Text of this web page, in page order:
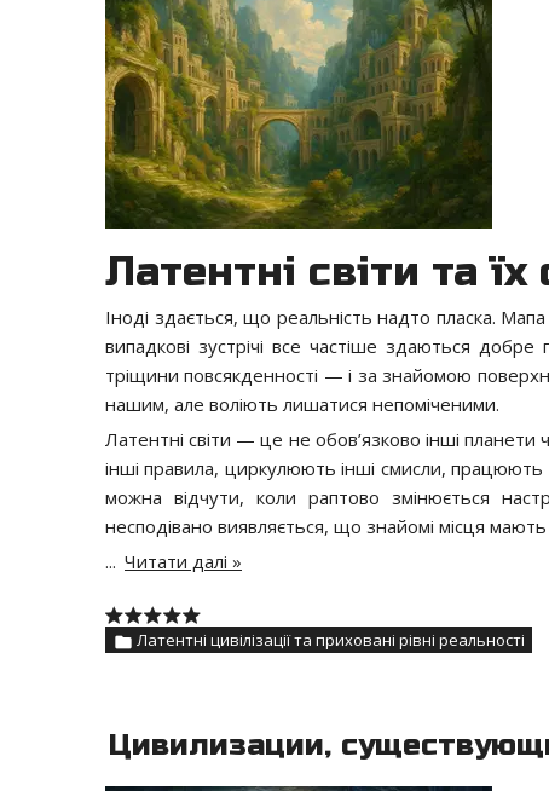
Латентні світи та їх
Іноді здається, що реальність надто пласка.
випадкові зустрічі все частіше здаються
тріщини повсякденності — і за знайомою
нашим, але воліють лишатися непоміченими.
Латентні світи — це не обов’язково інші планети
інші правила, циркулюють інші смисли, працюють
можна відчути, коли раптово змінюється
несподівано виявляється, що знайомі місця
... Читати далі »
Латентні цивілізації та приховані рівні реальності
Цивилизации,